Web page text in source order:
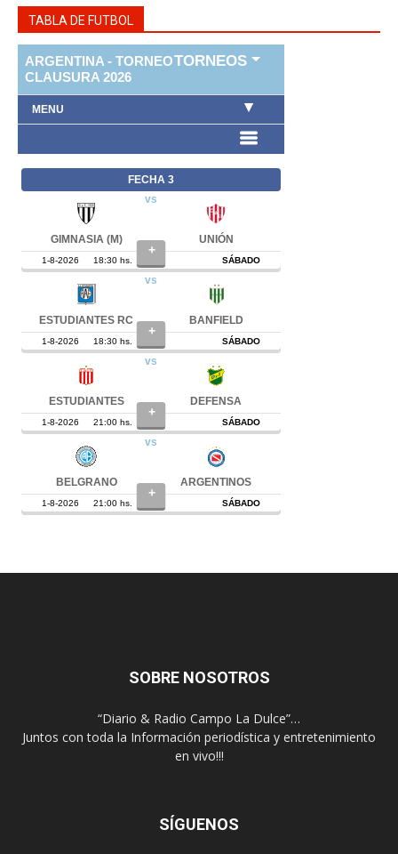
TABLA DE FUTBOL
SOBRE NOSOTROS
“Diario & Radio Campo La Dulce”…
Juntos con toda la Información periodística y entretenimiento
en vivo!!!
SÍGUENOS